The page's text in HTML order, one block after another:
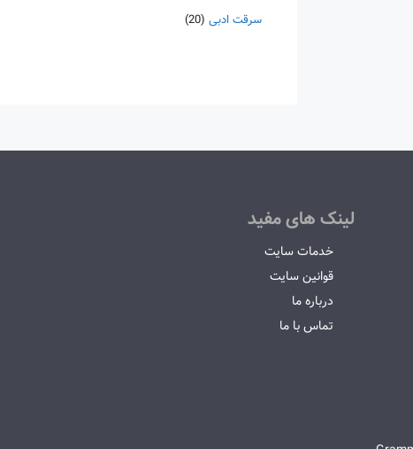
سرقت ادبی (20)
لینک های مفید
خدمات سایت
قوانین سایت
درباره ما
تماس با ما